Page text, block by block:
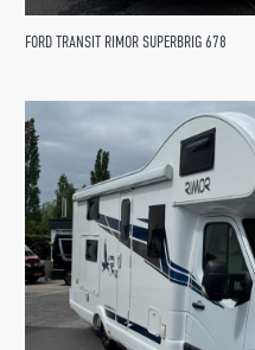
FORD TRANSIT RIMOR SUPERBRIG 678